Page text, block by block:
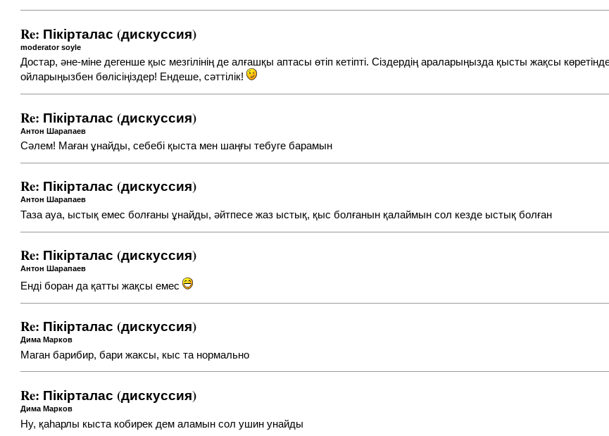
Re: Пікірталас (дискуссия)
moderator soyle
Достар, әне-міне дегенше қыс мезгілінің де алғашқы аптасы өтіп кетіпті. Сіздердің араларыңызда қысты жақсы
ойларыңызбен бөлісіңіздер! Ендеше, сәттілік!
Re: Пікірталас (дискуссия)
Антон Шарапаев
Сәлем! Маған ұнайды, себебі қыста мен шаңғы тебуге барамын
Re: Пікірталас (дискуссия)
Антон Шарапаев
Таза ауа, ыстық емес болғаны ұнайды, әйтпесе жаз ыстық, қыс болғанын қалаймын сол кезде ыстық болған
Re: Пікірталас (дискуссия)
Антон Шарапаев
Енді боран да қатты жақсы емес
Re: Пікірталас (дискуссия)
Дима Марков
Маган барибир, бари жаксы, кыс та нормально
Re: Пікірталас (дискуссия)
Дима Марков
Ну, қаһарлы кыста кобирек дем аламын сол ушин унайды